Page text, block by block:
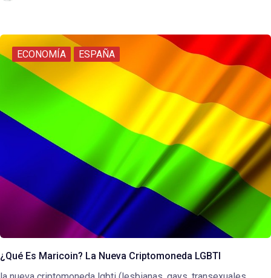
ECONOMÍA ESPAÑA
¿Qué Es Maricoin? La Nueva Criptomoneda LGBTI